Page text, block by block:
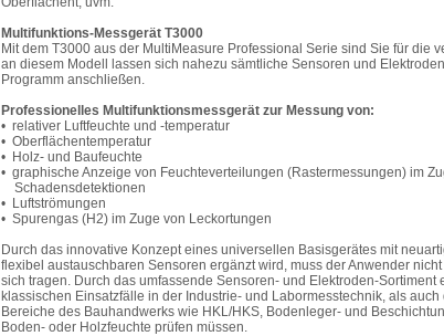
Multifunktions-Messgerät T3000
Mit dem T3000 aus der MultiMeasure Professional Serie sind Sie für die
an diesem Modell lassen sich nahezu sämtliche Sensoren und
Programm anschließen.
Professionelles Multifunktionsmessgerät zur Messung von:
• relativer Luftfeuchte und -temperatur
• Oberflächentemperatur
• Holz- und Baufeuchte
• graphische Anzeige von Feuchteverteilungen (Rastermessungen) im
Schadensdetektionen
• Luftströmungen
• Spurengas (H2) im Zuge von Leckortungen
Durch das innovative Konzept eines universellen Basisgerätes mit
flexibel austauschbaren Sensoren ergänzt wird, muss der Anwender
sich tragen. Durch das umfassende Sensoren- und Elektroden-
klassischen Einsatzfälle in der Industrie- und Labormesstechnik, als
Bereiche des Bauhandwerks wie HKL/HKS, Bodenleger- und
Boden- oder Holzfeuchte prüfen müssen.